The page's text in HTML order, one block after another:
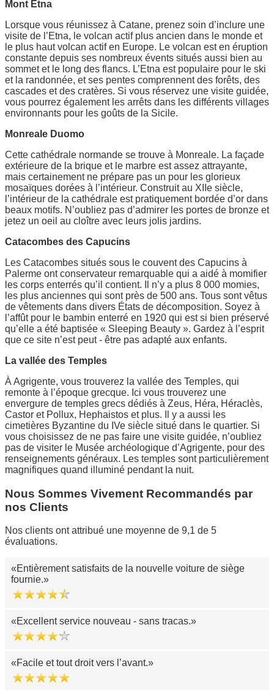
Mont Etna
Lorsque vous réunissez à Catane, prenez soin d’inclure une
visite de l’Etna, le volcan actif plus ancien dans le monde et
le plus haut volcan actif en Europe. Le volcan est en éruption
constante depuis ses nombreux évents situés aussi bien au
sommet et le long des flancs. L’Etna est populaire pour le ski
et la randonnée, et ses pentes comprennent des forêts, des
cascades et des cratères. Si vous réservez une visite guidée,
vous pourrez également les arrêts dans les différents villages
environnants pour les goûts de la Sicile.
Monreale Duomo
Cette cathédrale normande se trouve à Monreale. La façade
extérieure de la brique et le marbre est assez attrayante,
mais certainement ne prépare pas un pour les glorieux
mosaïques dorées à l’intérieur. Construit au XIIe siècle,
l’intérieur de la cathédrale est pratiquement bordée d’or dans
beaux motifs. N’oubliez pas d’admirer les portes de bronze et
jetez un oeil au cloître avec leurs jolis jardins.
Catacombes des Capucins
Les Catacombes situés sous le couvent des Capucins à
Palerme ont conservateur remarquable qui a aidé à momifier
les corps enterrés qu’il contient. Il n’y a plus 8 000 momies,
les plus anciennes qui sont près de 500 ans. Tous sont vêtus
de vêtements dans divers États de décomposition. Soyez à
l’affût pour le bambin enterré en 1920 qui est si bien préservé
qu’elle a été baptisée « Sleeping Beauty ». Gardez à l’esprit
que ce site n’est peut - être pas adapté aux enfants.
La vallée des Temples
À Agrigente, vous trouverez la vallée des Temples, qui
remonte à l’époque grecque. Ici vous trouverez une
envergure de temples grecs dédiés à Zeus, Héra, Héraclès,
Castor et Pollux, Hephaistos et plus. Il y a aussi les
cimetières Byzantine du IVe siècle situé dans le quartier. Si
vous choisissez de ne pas faire une visite guidée, n’oubliez
pas de visiter le Musée archéologique d’Agrigente, pour des
renseignements généraux. Les temples sont particulièrement
magnifiques quand illuminé pendant la nuit.
Nous Sommes Vivement Recommandés par
nos Clients
Nos clients ont attribué une moyenne de 9,1 de 5
évaluations.
Entièrement satisfaits de la nouvelle voiture de siège
fournie.
Excellent service nouveau - sans tracas.
Facile et tout droit vers l’avant.